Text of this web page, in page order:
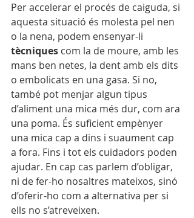
Per accelerar el procés de caiguda, si
aquesta situació és molesta pel nen
o la nena, podem ensenyar-li
tècniques com la de moure, amb les
mans ben netes, la dent amb els dits
o embolicats en una gasa. Si no,
també pot menjar algun tipus
d’aliment una mica més dur, com ara
una poma. És suficient empènyer
una mica cap a dins i suaument cap
a fora. Fins i tot els cuidadors poden
ajudar. En cap cas parlem d’obligar,
ni de fer-ho nosaltres mateixos, sinó
d’oferir-ho com a alternativa per si
ells no s’atreveixen.